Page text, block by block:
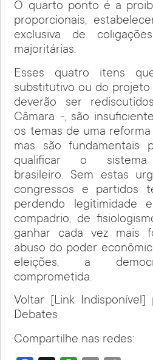
O quarto ponto é a
proporcionais,
exclusiva de
majoritárias.
Esses quatro itens
substitutivo ou do
deverão ser
Câmara -, são
os temas de uma
mas são fundamentais
qualificar o sistema
brasileiro. Sem estas
congressos e partidos
perdendo legitimidade
compadrio, de
ganhar cada vez mais
abuso do poder
eleições, a
comprometida.
Voltar [Link
Debates
Compartilhe nas redes: